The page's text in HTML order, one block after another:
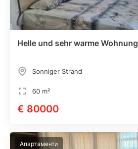
Helle und sehr warme Wohnung
Sonniger Strand
60 m²
€ 80000
Апартаменти